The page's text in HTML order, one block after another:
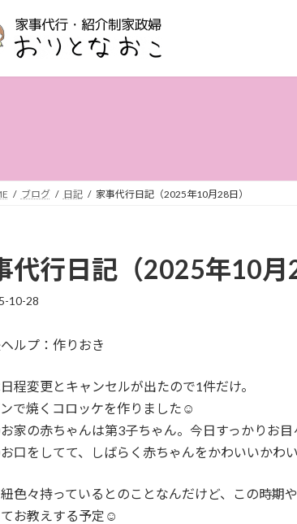
ブログ 日記 家事代行日記（2025年10月28日）
代行日記（2025年10月
10-28
ルプ：作りおき
程変更とキャンセルが出たので1件だけ。
で焼くコロッケを作りました☺
家の赤ちゃんは第3子ちゃん。今日すっかりお
口をしてて、しばらく赤ちゃんをかわいいかわ
色々持っているとのことなんだけど、この時期
お教えする予定☺